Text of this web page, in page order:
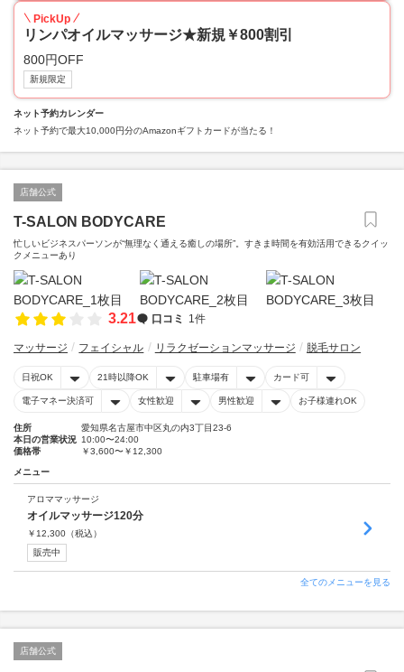
PickUp
リンパオイルマッサージ★新規￥800割引
800円OFF
新規限定
ネット予約カレンダー
ネット予約で最大10,000円分のAmazonギフトカードが当たる！
店舗公式
T-SALON BODYCARE
忙しいビジネスパーソンが“無理なく通える癒しの場所”。すきま時間を有効活用できるクイッ
クメニューあり
3.21 口コミ 1件
マッサージ フェイシャル リラクゼーションマッサージ 脱毛サロン
日祝OK 21時以降OK 駐車場有 カード可
電子マネー決済可 女性歓迎 男性歓迎 お子様連れOK
住所
愛知県名古屋市中区丸の内3丁目23-6
本日の営業状況 10:00〜24:00
価格帯
￥3,600〜￥12,300
メニュー
アロママッサージ
オイルマッサージ120分
￥ 12,300 （税込）
販売中
全てのメニューを見る
店舗公式